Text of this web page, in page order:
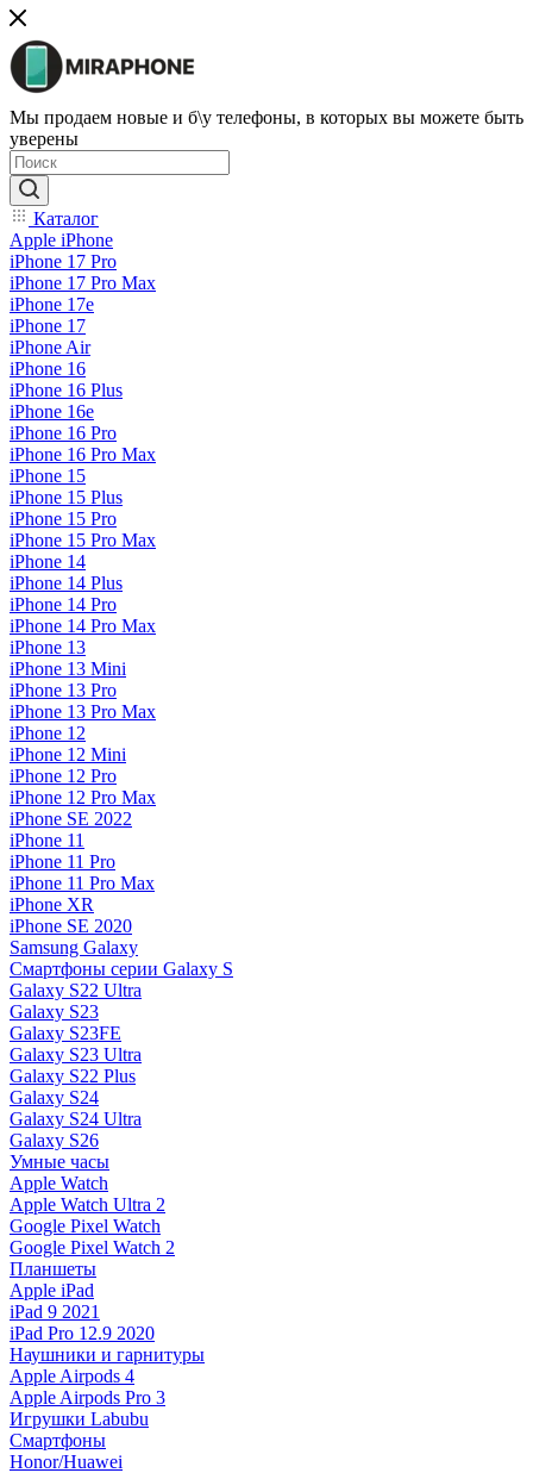
Мы продаем новые и б\у телефоны, в которых вы можете быть
уверены
Каталог
Apple iPhone
iPhone 17 Pro
iPhone 17 Pro Max
iPhone 17e
iPhone 17
iPhone Air
iPhone 16
iPhone 16 Plus
iPhone 16e
iPhone 16 Pro
iPhone 16 Pro Max
iPhone 15
iPhone 15 Plus
iPhone 15 Pro
iPhone 15 Pro Max
iPhone 14
iPhone 14 Plus
iPhone 14 Pro
iPhone 14 Pro Max
iPhone 13
iPhone 13 Mini
iPhone 13 Pro
iPhone 13 Pro Max
iPhone 12
iPhone 12 Mini
iPhone 12 Pro
iPhone 12 Pro Max
iPhone SE 2022
iPhone 11
iPhone 11 Pro
iPhone 11 Pro Max
iPhone XR
iPhone SE 2020
Samsung Galaxy
Смартфоны серии Galaxy S
Galaxy S22 Ultra
Galaxy S23
Galaxy S23FE
Galaxy S23 Ultra
Galaxy S22 Plus
Galaxy S24
Galaxy S24 Ultra
Galaxy S26
Умные часы
Apple Watch
Apple Watch Ultra 2
Google Pixel Watch
Google Pixel Watch 2
Планшеты
Apple iPad
iPad 9 2021
iPad Pro 12.9 2020
Наушники и гарнитуры
Apple Airpods 4
Apple Airpods Pro 3
Игрушки Labubu
Смартфоны
Honor/Huawei